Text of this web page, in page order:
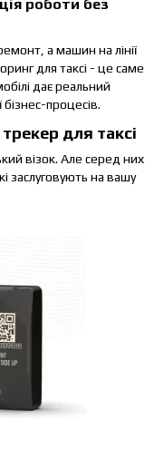
роботи без
а машин на лінії
для таксі - це саме
дає реальний
бізнес-процесів.
для таксі
візок. Але серед них
заслуговують на вашу